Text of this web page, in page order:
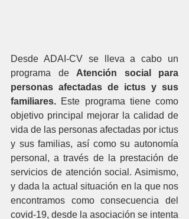
Desde ADAI-CV se lleva a cabo un
programa de Atención social para
personas afectadas de ictus y sus
familiares. Este programa tiene como
objetivo principal mejorar la calidad de
vida de las personas afectadas por ictus
y sus familias, así como su autonomía
personal, a través de la prestación de
servicios de atención social. Asimismo,
y dada la actual situación en la que nos
encontramos como consecuencia del
covid-19, desde la asociación se intenta